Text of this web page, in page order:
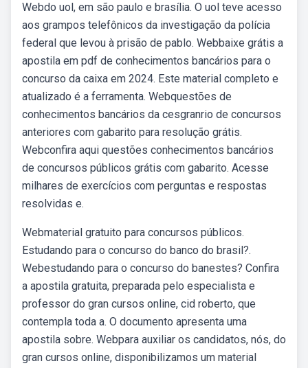
Webdo uol, em são paulo e brasília. O uol teve acesso
aos grampos telefônicos da investigação da polícia
federal que levou à prisão de pablo. Webbaixe grátis a
apostila em pdf de conhecimentos bancários para o
concurso da caixa em 2024. Este material completo e
atualizado é a ferramenta. Webquestões de
conhecimentos bancários da cesgranrio de concursos
anteriores com gabarito para resolução grátis.
Webconfira aqui questões conhecimentos bancários
de concursos públicos grátis com gabarito. Acesse
milhares de exercícios com perguntas e respostas
resolvidas e.
Webmaterial gratuito para concursos públicos.
Estudando para o concurso do banco do brasil?.
Webestudando para o concurso do banestes? Confira
a apostila gratuita, preparada pelo especialista e
professor do gran cursos online, cid roberto, que
contempla toda a. O documento apresenta uma
apostila sobre. Webpara auxiliar os candidatos, nós, do
gran cursos online, disponibilizamos um material